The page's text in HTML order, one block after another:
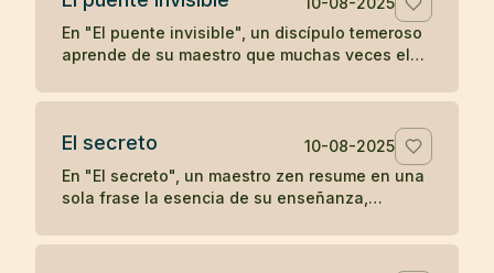
En "El puente invisible", un discípulo temeroso
aprende de su maestro que muchas veces el
podamos verlo, y que el primer paso es lo que
El secreto
10-08-2025
En "El secreto", un maestro zen resume en una
sola frase la esencia de su enseñanza,